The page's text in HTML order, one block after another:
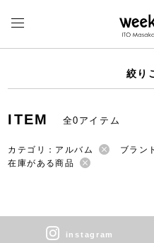
絞り
ITEM 全0アイテム
カテゴリ：アルバム
ブラン
在庫がある商品
instagram